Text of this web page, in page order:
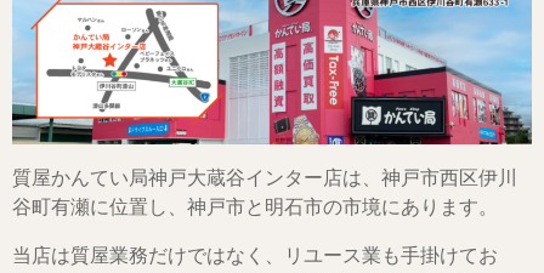
質屋かんてい局神戸大蔵谷インター店は、神戸市西区伊川
谷町有瀬に位置し、神戸市と明石市の市境にあります。
当店は質屋業務だけではなく、リユース業も手掛けてお